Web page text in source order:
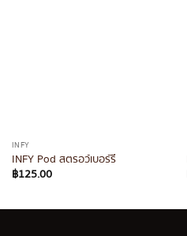
INFY
INFY Pod สตรอว์เบอร์รี
฿125.00